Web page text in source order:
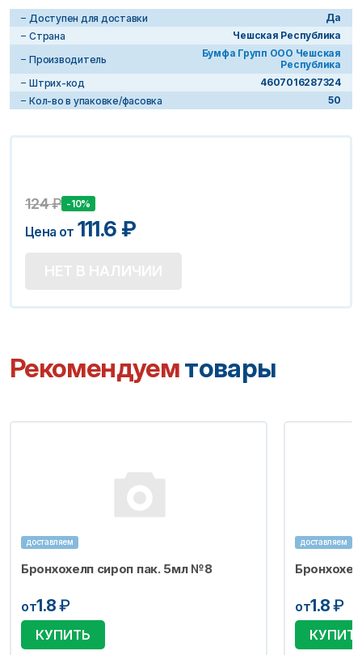
Доступен для доставки
Да
Страна
Чешская Республика
Производитель
Бумфа Групп ООО Чешская
Республика
Штрих-код
4607016287324
Кол-во в упаковке/фасовка
50
124₽ -10%
Цена от 111.6 ₽
Рекомендуемтовары
доставляем
Бронхохелп сироп пак. 5мл №8
от1.8₽
КУПИТЬ
доставляем
от1.8₽